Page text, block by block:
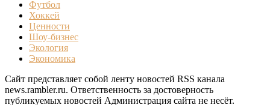
Футбол
Хоккей
Ценности
Шоу-бизнес
Экология
Экономика
Сайт представляет собой ленту новостей RSS канала
news.rambler.ru. Ответственность за достоверность
публикуемых новостей Администрация сайта не несёт.